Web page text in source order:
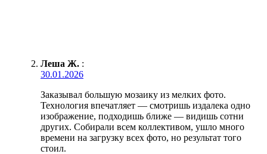
Леша Ж. :
30.01.2026
Заказывал большую мозаику из мелких фото.
Технология впечатляет — смотришь издалека одно
изображение, подходишь ближе — видишь сотни
других. Собирали всем коллективом, ушло много
времени на загрузку всех фото, но результат того
стоил.